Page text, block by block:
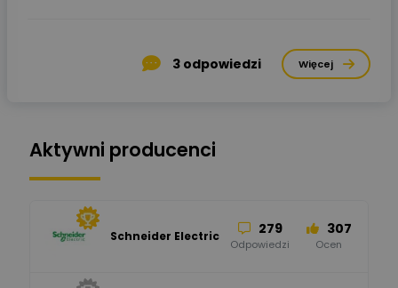
3 odpowiedzi Więcej
Aktywni producenci
Schneider Electric 279
Odpowiedzi
307
Ocen